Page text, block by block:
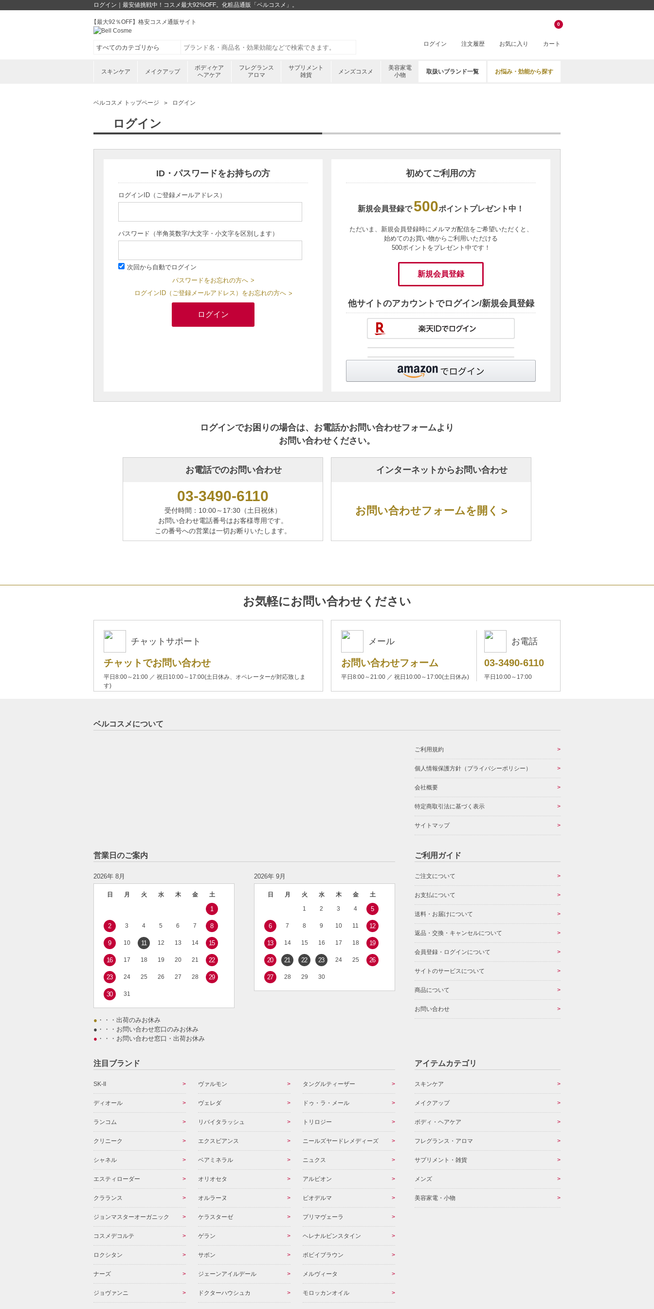
ログイン｜最安値挑戦中！コスメ最大92%OFF。化粧品通販「ベルコスメ」。
【最大92％OFF】格安コスメ通販サイト
ログイン 注文履歴 お気に入り カート
0
スキンケア メイクアップ
ボディケア
ヘアケア
フレグランス
アロマ
サプリメント
雑貨
メンズコスメ
美容家電
小物
取扱いブランド一覧 お悩み・効能から探す
ベルコスメ トップページ ログイン
ログイン
ID・パスワードをお持ちの方
ログインID（ご登録メールアドレス）
パスワード（半角英数字/大文字・小文字を区別します）
次回から自動でログイン
パスワードをお忘れの方へ
ログインID（ご登録メールアドレス）をお忘れの方へ
初めてご利用の方
新規会員登録で 500ポイントプレゼント中！
ただいま、新規会員登録時にメルマガ配信をご希望いただくと、
始めてのお買い物からご利用いただける
500ポイントをプレゼント中です！
新規会員登録
他サイトのアカウントでログイン/新規会員登録
ログインでお困りの場合は、お電話かお問い合わせフォームより
お問い合わせください。
お電話でのお問い合わせ
03-3490-6110
受付時間：10:00～17:30（土日祝休）
お問い合わせ電話番号はお客様専用です。
この番号への営業は一切お断りいたします。
インターネットからお問い合わせ
お問い合わせフォームを開く
お気軽にお問い合わせください
チャットサポート
チャットでお問い合わせ
平日8:00～21:00 ／ 祝日10:00～17:00(土日休み、オペレーターが対応致しま
す)
メール
お問い合わせフォーム
平日8:00～21:00 ／ 祝日10:00～17:00(土日休み)
お電話
03-3490-6110
平日10:00～17:00
ベルコスメについて
ご利用規約
個人情報保護方針（プライバシーポリシー）
会社概要
特定商取引法に基づく表示
サイトマップ
営業日のご案内
2026年 8月
日 月 火 水 木 金 土
1
2 3 4 5 6 7 8
9 10 11 12 13 14 15
16 17 18 19 20 21 22
23 24 25 26 27 28 29
30 31
2026年 9月
日 月 火 水 木 金 土
1 2 3 4 5
6 7 8 9 10 11 12
13 14 15 16 17 18 19
20 21 22 23 24 25 26
27 28 29 30
● ・・・出荷のみお休み
● ・・・お問い合わせ窓口のみお休み
● ・・・お問い合わせ窓口・出荷お休み
ご利用ガイド
ご注文について
お支払について
送料・お届けについて
返品・交換・キャンセルについて
会員登録・ログインについて
サイトのサービスについて
商品について
お問い合わせ
注目ブランド
SK-II ヴァルモン タングルティーザー
ディオール ヴェレダ ドゥ・ラ・メール
ランコム リバイタラッシュ トリロジー
クリニーク エクスビアンス ニールズヤードレメディーズ
シャネル ベアミネラル ニュクス
エスティローダー オリオセタ アルビオン
クラランス オルラーヌ ビオデルマ
ジョンマスターオーガニック ケラスターゼ プリマヴェーラ
コスメデコルテ ゲラン ヘレナルビンスタイン
ロクシタン サボン ボビイブラウン
ナーズ ジェーンアイルデール メルヴィータ
ジョヴァンニ ドクターハウシュカ モロッカンオイル
アイテムカテゴリ
スキンケア
メイクアップ
ボディ・ヘアケア
フレグランス・アロマ
サプリメント・雑貨
メンズ
美容家電・小物